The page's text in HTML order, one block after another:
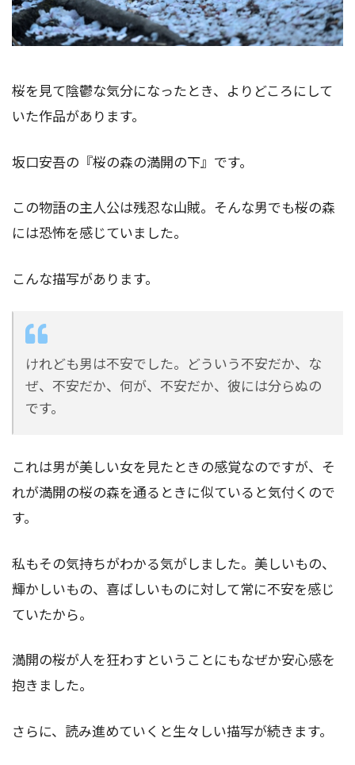
桜を見て陰鬱な気分になったとき、よりどころにして
いた作品があります。
坂口安吾の『桜の森の満開の下』です。
この物語の主人公は残忍な山賊。そんな男でも桜の森
には恐怖を感じていました。
こんな描写があります。
けれども男は不安でした。どういう不安だか、な
ぜ、不安だか、何が、不安だか、彼には分らぬの
です。
これは男が美しい女を見たときの感覚なのですが、そ
れが満開の桜の森を通るときに似ていると気付くので
す。
私もその気持ちがわかる気がしました。美しいもの、
輝かしいもの、喜ばしいものに対して常に不安を感じ
ていたから。
満開の桜が人を狂わすということにもなぜか安心感を
抱きました。
さらに、読み進めていくと生々しい描写が続きます。